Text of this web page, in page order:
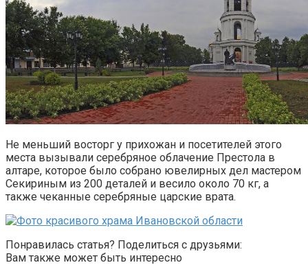
Не меньший восторг у прихожан и посетителей этого
места вызывали серебряное облачение Престола в
алтаре, которое было собрано ювелирных дел мастером
Секириным из 200 деталей и весило около 70 кг, а
также чеканные серебряные царские врата.
Понравилась статья? Поделиться с друзьями:
Вам также может быть интересно